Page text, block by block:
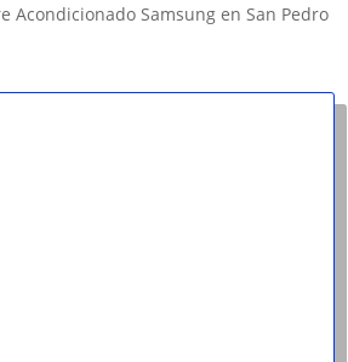
Acondicionado Samsung en San Pedro